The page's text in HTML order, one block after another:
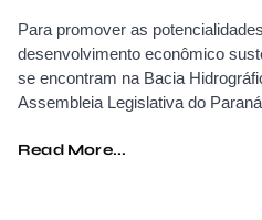
Para promover as
desenvolvimento econômico
se encontram na Bacia
Assembleia Legislativa do
Read More...